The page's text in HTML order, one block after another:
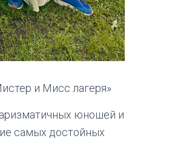
и Мисс лагеря»
юношей и
самых достойных